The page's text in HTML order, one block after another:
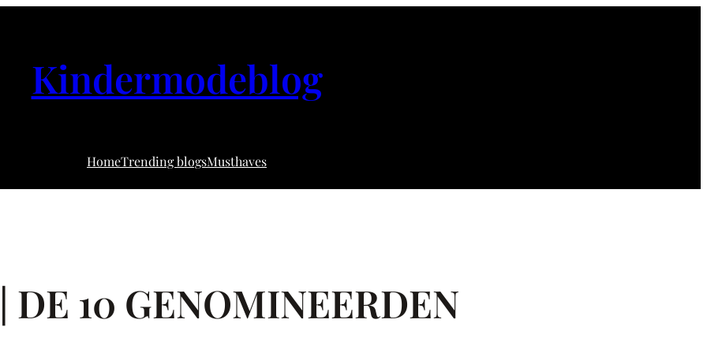
Kindermodeblog
HomeTrending blogsMusthaves
DE 10 GENOMINEERDEN